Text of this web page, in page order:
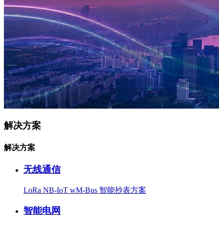
解决方案
解决方案
无线通信
LoRa NB-IoT wM-Bus 智能抄表方案
智能电网